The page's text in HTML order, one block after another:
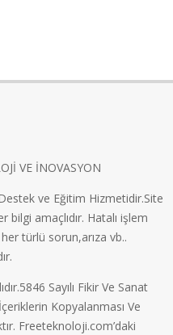
VE İNOVASYON
ve Eğitim Hizmetidir.Site
amaçlıdır. Hatalı işlem
türlü sorun,arıza vb..
Sayılı Fikir Ve Sanat
Kopyalanması Ve
Freeteknoloji.com’daki